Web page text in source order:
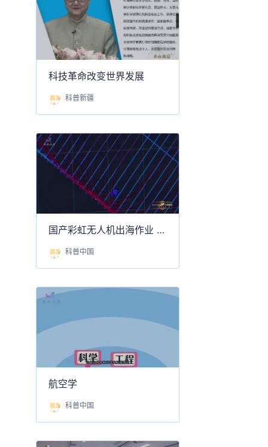
科技革命改变世界发展
科普新疆
国产彩虹无人机出海作业 实现四个首次
科普中国
航空学
科普中国